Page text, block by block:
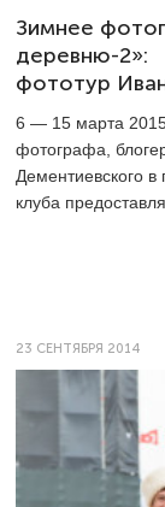
Зимнее
деревню-2»:
фототур
6 — 15 марта 2015
фотографа,
Дементиевского
клуба
23 СЕНТЯБРЯ 2014